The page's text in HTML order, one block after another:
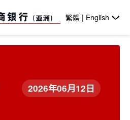
繁體 | English
2026年06月12日